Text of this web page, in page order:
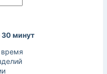
30 минут
время